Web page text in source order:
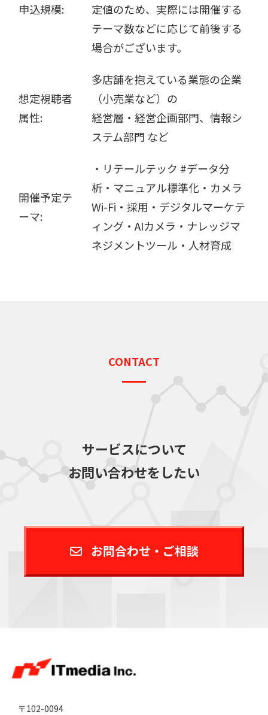
申込規模:
定値のため、実際には開催する
テーマ数などに応じて前後する
場合がございます。
想定視聴者
属性:
多店舗を抱えている業態の企業
（小売業など）の
経営層・経営企画部門、情報シ
ステム部門 など
開催予定テ
ーマ:
・リテールテック #データ分
析・マニュアル標準化・カメラ
Wi-Fi・採用・デジタルマーケテ
ィング・AIカメラ・ナレッジマ
ネジメントツール・人材育成
CONTACT
サービスについて
お問い合わせをしたい
お問合わせ・ご相談
〒102-0094